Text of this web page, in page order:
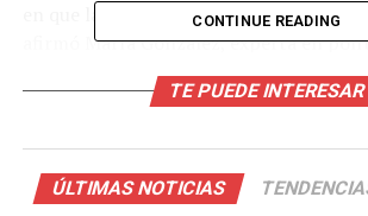
en que las personas perciben el cambio
afirmó María González, experta en
ambientales de la ONU. “La región está
fenómenos climáticos extremos con
Impactos del Cambio
CONTINUE READING
TE PUEDE INTERESAR
ÚLTIMAS NOTICIAS